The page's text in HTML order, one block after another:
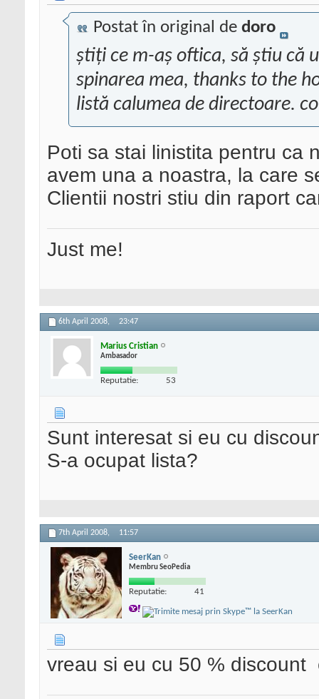
Postat în original de doro
ştiţi ce m-aş oftica, să ştiu că
spinarea mea, thanks to the
listă calumea de directoare.
Poti sa stai linistita pentru ca
avem una a noastra, la care
Clientii nostri stiu din raport
Just me!
6th April 2008, 23:47
Marius Cristian
Ambasador
Reputatie: 53
Sunt interesat si eu cu
S-a ocupat lista?
7th April 2008, 11:57
SeerKan
Membru SeoPedia
Reputatie: 41
vreau si eu cu 50 % discount